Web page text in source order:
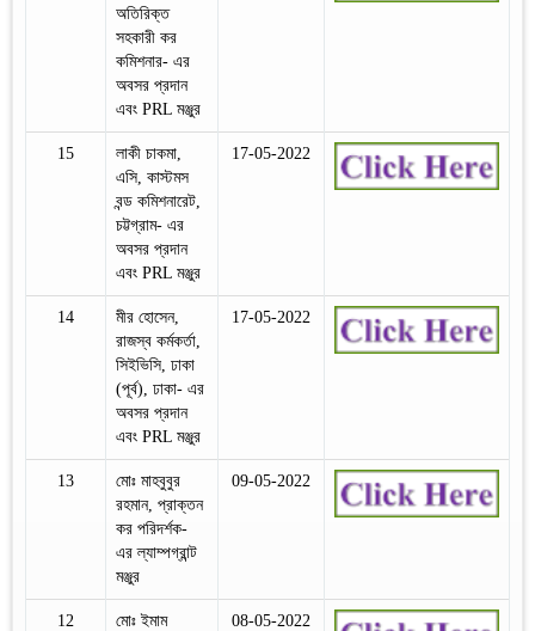
অতিরিক্ত
সহকারী কর
কমিশনার- এর
অবসর প্রদান
এবং PRL মঞ্জুর
15
লাকী চাকমা,
এসি, কাস্টমস
বন্ড কমিশনারেট,
চট্টগ্রাম- এর
অবসর প্রদান
এবং PRL মঞ্জুর
17-05-2022
14
মীর হোসেন,
রাজস্ব কর্মকর্তা,
সিইভিসি, ঢাকা
(পূর্ব), ঢাকা- এর
অবসর প্রদান
এবং PRL মঞ্জুর
17-05-2022
13
মোঃ মাহবুবুর
রহমান, প্রাক্তন
কর পরিদর্শক-
এর ল্যাম্পগ্রান্ট
মঞ্জুর
09-05-2022
12
মোঃ ইমাম
08-05-2022